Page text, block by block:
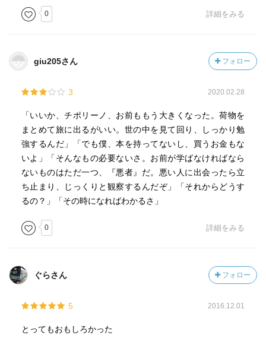
0 詳細をみる
giu205さん フォロー
3 2020.02.28
「いいか、チポリーノ、お前ももう大きくなった。荷物を
まとめて旅に出るがいい。世の中を見て回り、しっかり勉
強するんだ」「でも僕、本を持ってないし、買うお金もな
いよ」「そんなもの必要ないさ。お前が学ばなければなら
ないものはただ一つ、『悪者』だ。悪い人に出会ったら立
ち止まり、じっくりと観察するんだぞ」「それからどうす
るの？」「その時になればわかるさ」
0 詳細をみる
ぐらさん フォロー
5 2016.12.01
とってもおもしろかった